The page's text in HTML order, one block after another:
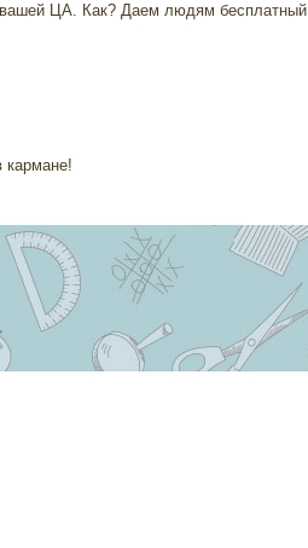
вашей ЦА. Как? Даем людям бесплатный
кармане!